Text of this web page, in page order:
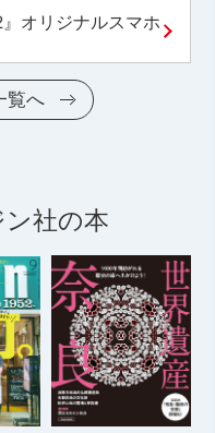
オリジナルスマホ
覧へ
社の本